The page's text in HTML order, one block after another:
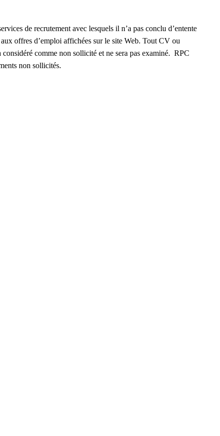
de recrutement avec lesquels il n’a pas conclu d’entente
offres d’emploi affichées sur le site Web. Tout CV ou
comme non sollicité et ne sera pas examiné. RPC
non sollicités.